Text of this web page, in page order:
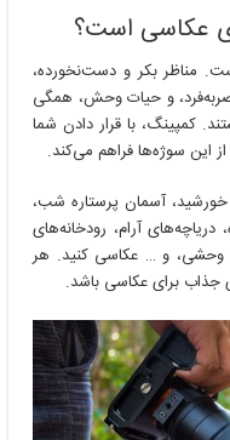
عکاسی است؟
مناظر بکر و دست‌نخورده،
و حیات وحش، همگی
کمپینگ، با قرار دادن شما
این سوژه‌ها فراهم می‌کند.
آسمان پرستاره شب،
آرام، رودخانه‌های
وحشی، و … عکاسی کنید. هر
جذاب برای عکاسی باشد.